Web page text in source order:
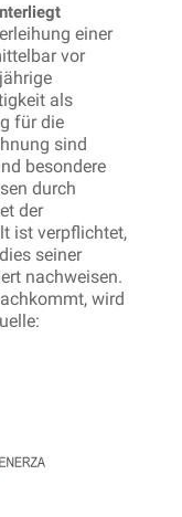
einer
vor
als
für die
sind
besondere
durch
der
ist verpflichtet,
seiner
nachweisen.
wird